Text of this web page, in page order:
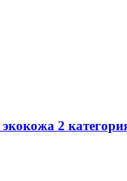
2